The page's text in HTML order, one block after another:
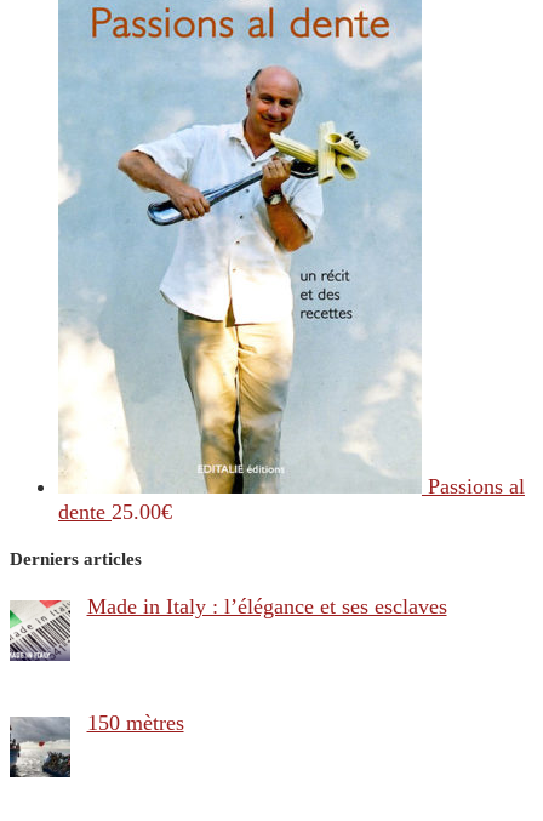
Passions al
dente 25.00€
Derniers articles
Made in Italy : l’élégance et ses esclaves
150 mètres